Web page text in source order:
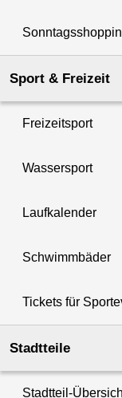
Sport & Freizeit
Freizeitsport
Wassersport
Laufkalender
Schwimmbäder
Tickets für
Stadtteile
Stadtteil-